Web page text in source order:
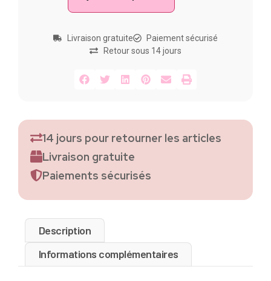
Livraison gratuite
Paiement sécurisé
Retour sous 14 jours
14 jours pour retourner les articles
Livraison gratuite
Paiements sécurisés
Description
Informations complémentaires